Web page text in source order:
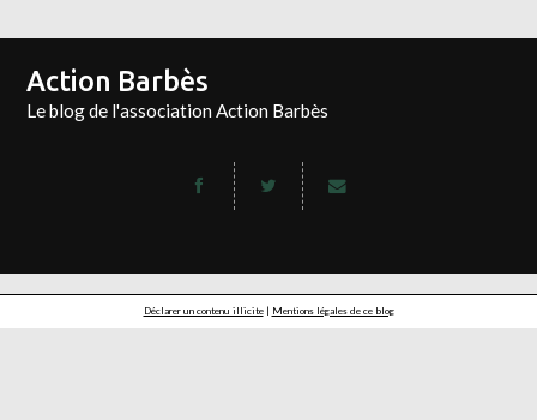
Action Barbès
Le blog de l'association Action Barbès
Déclarer un contenu illicite| Mentions légales de ce blog